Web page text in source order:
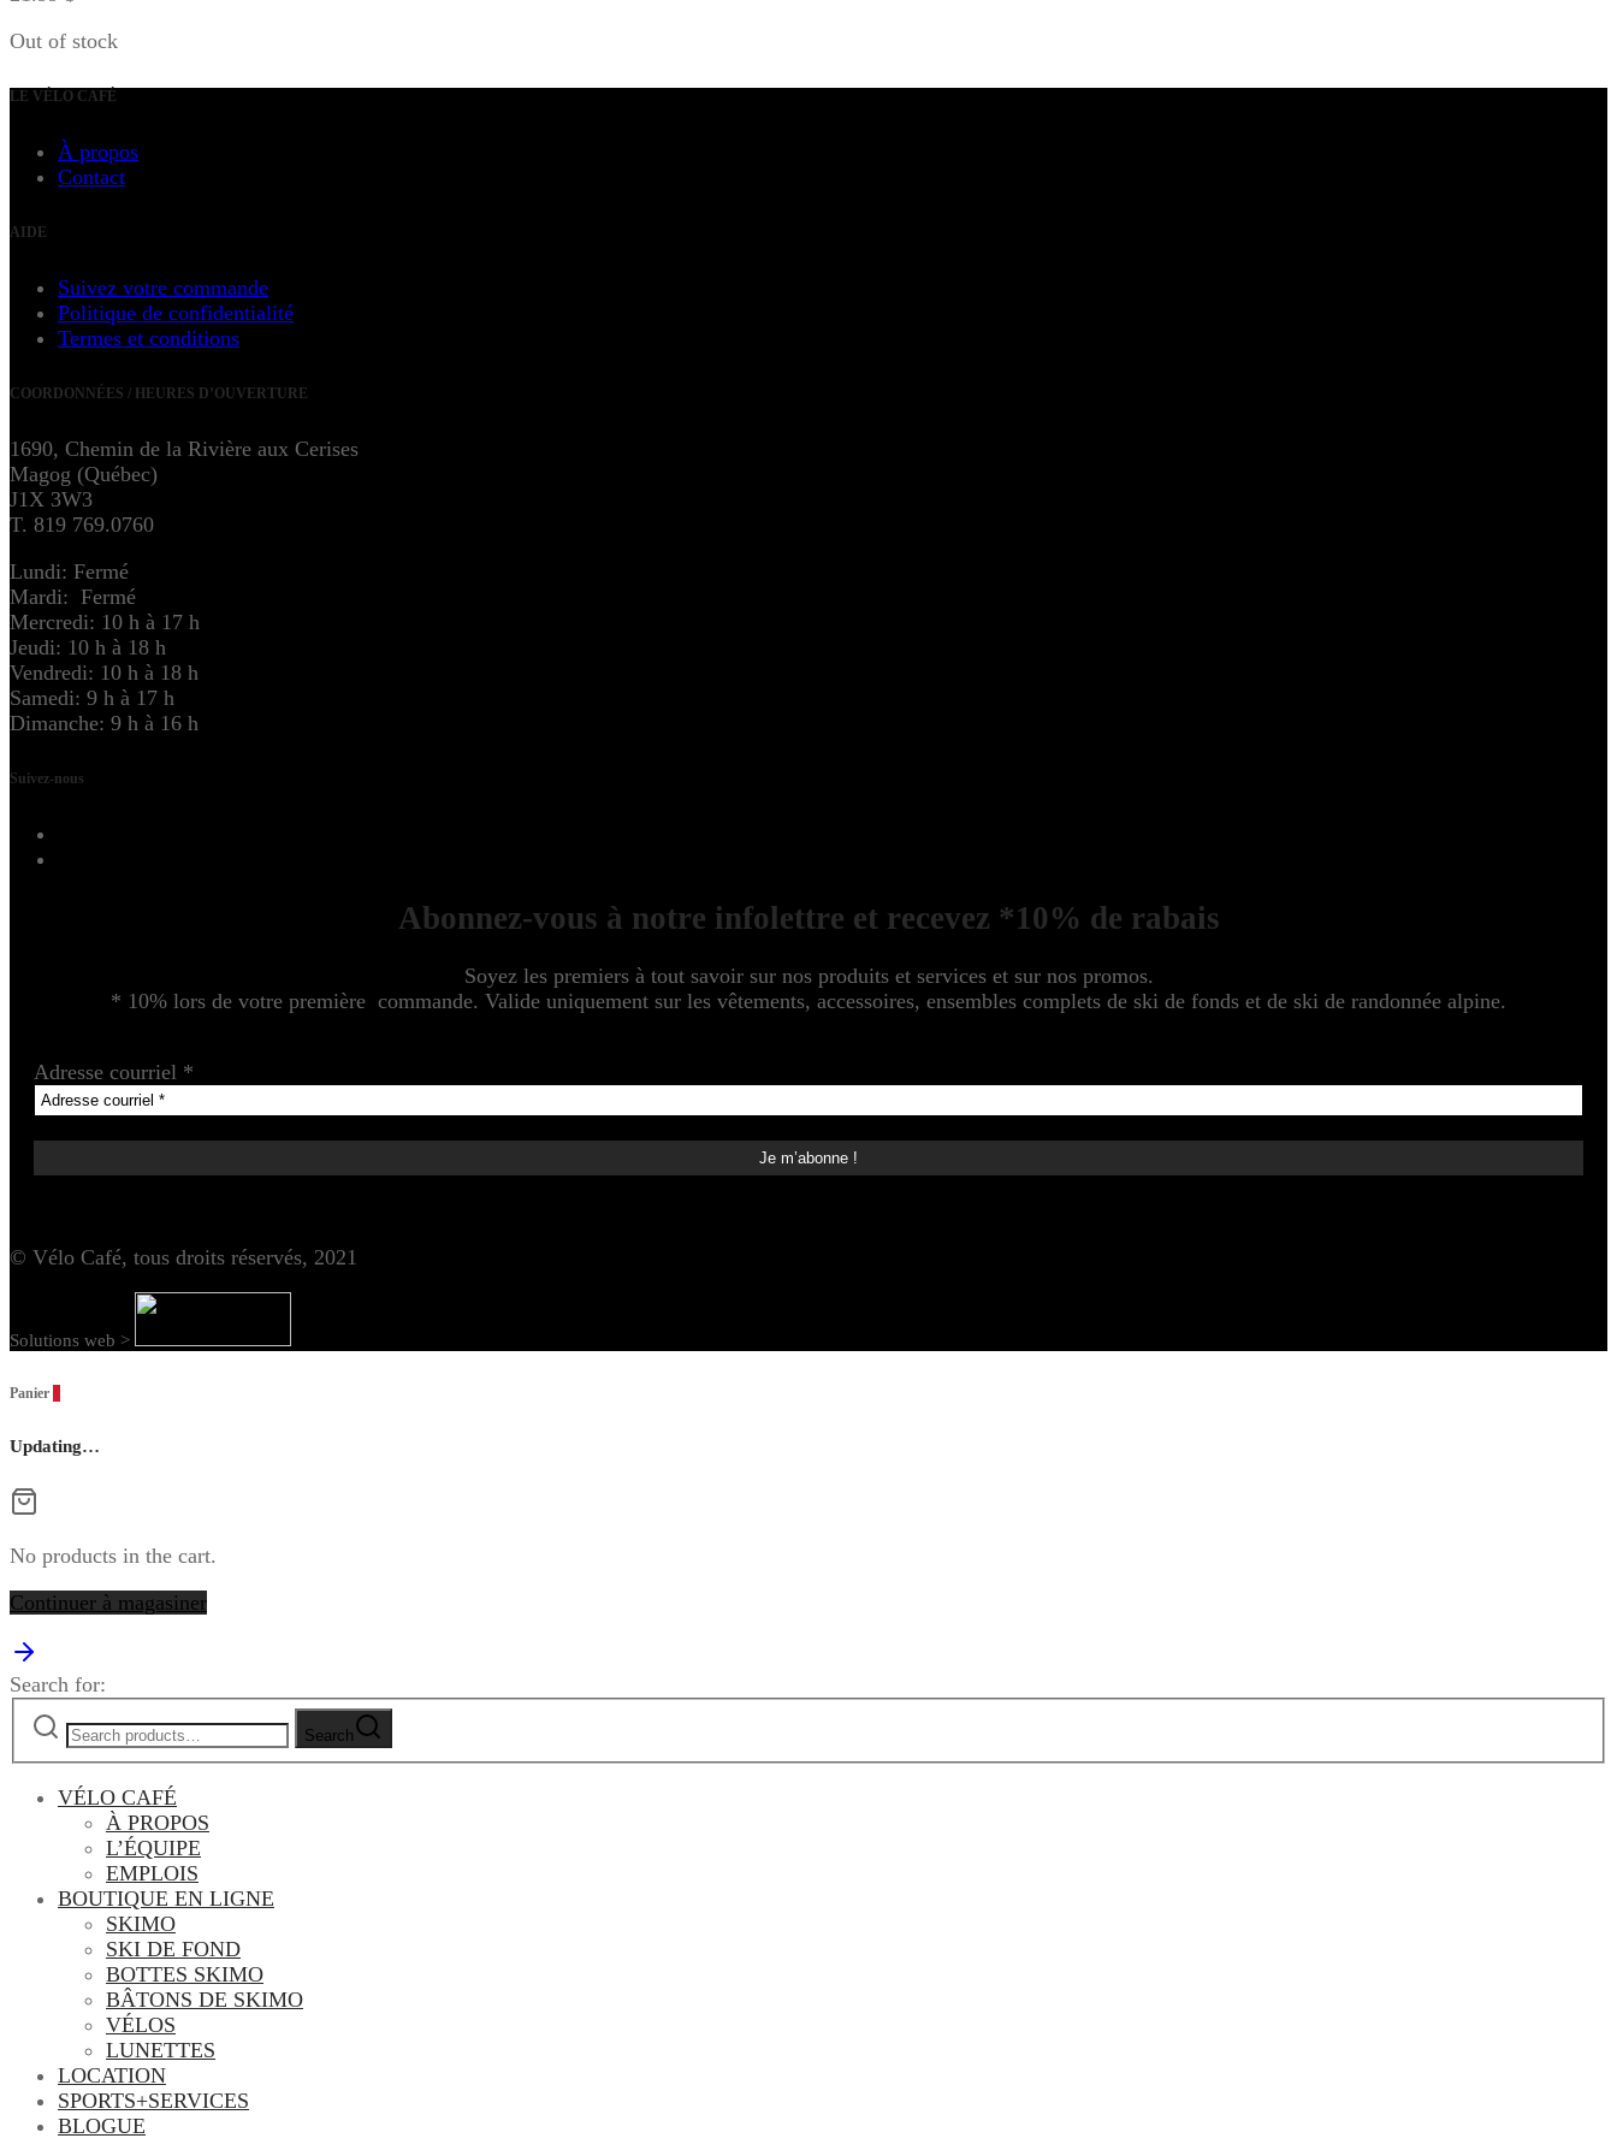
Out of stock
LE VÉLO CAFÉ
À propos
Contact
AIDE
Suivez votre commande
Politique de confidentialité
Termes et conditions
COORDONNÉES / HEURES D’OUVERTURE
1690, Chemin de la Rivière aux Cerises
Magog (Québec)
J1X 3W3
T. 819 769.0760
Lundi: Fermé
Mardi: Fermé
Mercredi: 10 h à 17 h
Jeudi: 10 h à 18 h
Vendredi: 10 h à 18 h
Samedi: 9 h à 17 h
Dimanche: 9 h à 16 h
Suivez-nous
Abonnez-vous à notre infolettre et recevez *10% de rabais
Soyez les premiers à tout savoir sur nos produits et services et sur nos promos.
* 10% lors de votre première commande. Valide uniquement sur les vêtements, accessoires, ensembles complets de ski de fonds et de ski de randonnée alpine.
Adresse courriel *
© Vélo Café, tous droits réservés, 2021
Solutions web >
Panier
Updating…
No products in the cart.
Continuer à magasiner
Search for:
Search
VÉLO CAFÉ
À PROPOS
L’ÉQUIPE
EMPLOIS
BOUTIQUE EN LIGNE
SKIMO
SKI DE FOND
BOTTES SKIMO
BÂTONS DE SKIMO
VÉLOS
LUNETTES
LOCATION
SPORTS+SERVICES
BLOGUE